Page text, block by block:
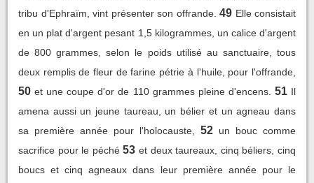
tribu d'Ephraïm, vint présenter son offrande. 49 Elle consistait
en un plat d'argent pesant 1,5 kilogrammes, un calice d'argent
de 800 grammes, selon le poids utilisé au sanctuaire, tous
deux remplis de fleur de farine pétrie à l'huile, pour l'offrande,
50 et une coupe d'or de 110 grammes pleine d'encens. 51 Il
amena aussi un jeune taureau, un bélier et un agneau dans
sa première année pour l'holocauste,
52 un bouc comme
sacrifice pour le péché 53 et deux taureaux, cinq béliers, cinq
boucs et cinq agneaux dans leur première année pour le